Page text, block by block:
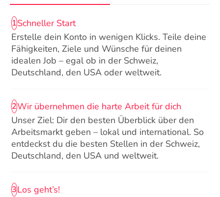
1Schneller Start
Erstelle dein Konto in wenigen Klicks. Teile deine
Fähigkeiten, Ziele und Wünsche für deinen
idealen Job – egal ob in der Schweiz,
Deutschland, den USA oder weltweit.
2Wir übernehmen die harte Arbeit für dich
Unser Ziel: Dir den besten Überblick über den
Arbeitsmarkt geben – lokal und international. So
entdeckst du die besten Stellen in der Schweiz,
Deutschland, den USA und weltweit.
3Los geht’s!